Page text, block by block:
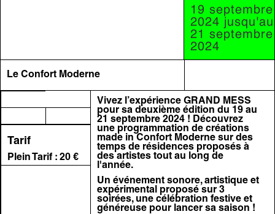
19 septembre
2024 jusqu'au
21 septembre
2024
Le Confort Moderne
Tarif
Plein Tarif : 20 €
Vivez l’expérience GRAND MESS
pour sa deuxième édition du 19 au
21 septembre 2024 ! Découvrez
une programmation de créations
made in Confort Moderne sur des
temps de résidences proposés à
des artistes tout au long de
l'année.
Un événement sonore, artistique et
expérimental proposé sur 3
soirées, une célébration festive et
généreuse pour lancer sa saison !